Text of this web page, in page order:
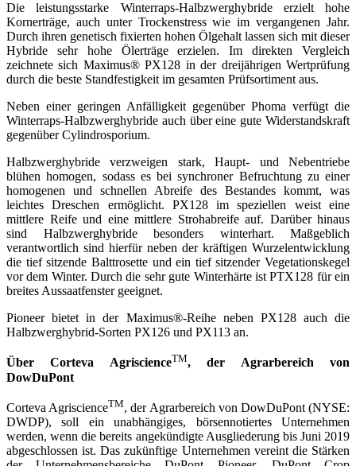
Die leistungsstarke Winterraps-Halbzwerghybride erzielt hohe
Kornerträge, auch unter Trockenstress wie im vergangenen Jahr.
Durch ihren genetisch fixierten hohen Ölgehalt lassen sich mit dieser
Hybride sehr hohe Ölerträge erzielen. Im direkten Vergleich
zeichnete sich Maximus® PX128 in der dreijährigen Wertprüfung
durch die beste Standfestigkeit im gesamten Prüfsortiment aus.
Neben einer geringen Anfälligkeit gegenüber Phoma verfügt die
Winterraps-Halbzwerghybride auch über eine gute Widerstandskraft
gegenüber Cylindrosporium.
Halbzwerghybride verzweigen stark, Haupt- und Nebentriebe
blühen homogen, sodass es bei synchroner Befruchtung zu einer
homogenen und schnellen Abreife des Bestandes kommt, was
leichtes Dreschen ermöglicht. PX128 im speziellen weist eine
mittlere Reife und eine mittlere Strohabreife auf. Darüber hinaus
sind Halbzwerghybride besonders winterhart. Maßgeblich
verantwortlich sind hierfür neben der kräftigen Wurzelentwicklung
die tief sitzende Balttrosette und ein tief sitzender Vegetationskegel
vor dem Winter. Durch die sehr gute Winterhärte ist PTX128 für ein
breites Aussaatfenster geeignet.
Pioneer bietet in der Maximus®-Reihe neben PX128 auch die
Halbzwerghybrid-Sorten PX126 und PX113 an.
Über Corteva AgriscienceTM, der Agrarbereich von
DowDuPont
Corteva AgriscienceTM, der Agrarbereich von DowDuPont (NYSE:
DWDP), soll ein unabhängiges, börsennotiertes Unternehmen
werden, wenn die bereits angekündigte Ausgliederung bis Juni 2019
abgeschlossen ist. Das zukünftige Unternehmen vereint die Stärken